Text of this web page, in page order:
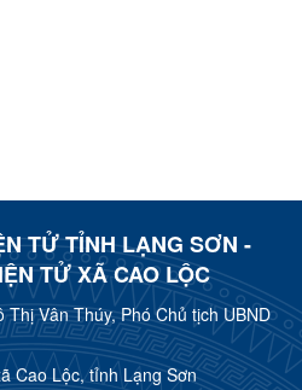
TỬ TỈNH LẠNG SƠN -
TỬ XÃ CAO LỘC
Vân Thúy, Phó Chủ tịch UBND
Cao Lộc, tỉnh Lạng Sơn